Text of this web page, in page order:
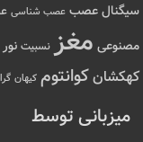
سیگنال عصب عصب شناسی
مصنوعی مغز نسبیت نور
کهکشانکوانتوم کیهان
میزبانی توسط